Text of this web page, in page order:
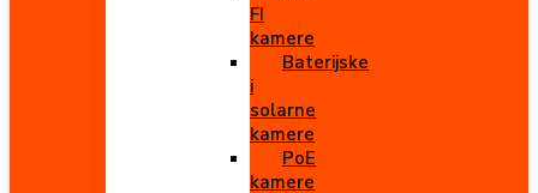
FI
kamere
Baterijske
i
solarne
kamere
PoE
kamere